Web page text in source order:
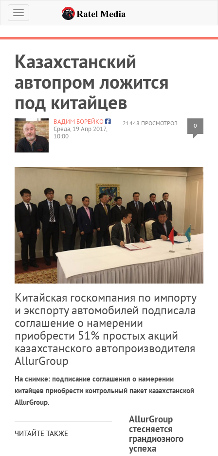
Меню
Казахстанский
автопром ложится
под китайцев
21448 ПРОСМОТРОВ 0
ВАДИМ БОРЕЙКО
Среда, 19 Апр 2017,
10:00
Китайская госкомпания по импорту
и экспорту автомобилей подписала
соглашение о намерении
приобрести 51% простых акций
казахстанского автопроизводителя
AllurGroup
На снимке: подписание соглашения о намерении
китайцев приобрести контрольный пакет казахстанской
AllurGroup.
ЧИТАЙТЕ ТАКЖЕ
AllurGroup
стесняется
грандиозного
успеха